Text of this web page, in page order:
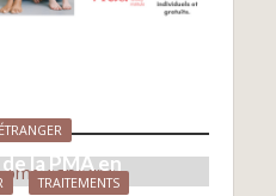
la PMA en
TRAITEMENTS